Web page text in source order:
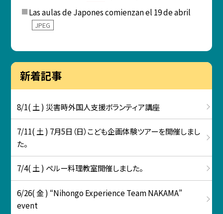
Las aulas de Japones comienzan el 19 de abril
JPEG
新着記事
8/1( 土 ) 災害時外国人支援ボランティア講座
7/11( 土 ) 7月5日（日）こども企画体験ツアーを開催しまし
た。
7/4( 土 ) ペルー料理教室開催しました。
6/26( 金 ) “Nihongo Experience Team NAKAMA”
event